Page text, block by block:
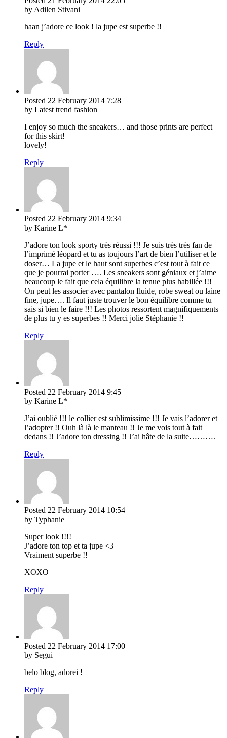
by Adilen Stivani
haan j’adore ce look ! la jupe est superbe !!
Reply
Posted 22 February 2014 7:28
by Latest trend fashion
I enjoy so much the sneakers… and those prints are perfect
for this skirt!
lovely!
Reply
Posted 22 February 2014 9:34
by Karine L*
J’adore ton look sporty très réussi !!! Je suis très très fan de
l’imprimé léopard et tu as toujours l’art de bien l’utiliser et le
doser… La jupe et le haut sont superbes c’est tout à fait ce
que je pourrai porter …. Les sneakers sont géniaux et j’aime
beaucoup le fait que cela équilibre la tenue plus habillée !!!
On peut les associer avec pantalon fluide, robe sweat ou laine
fine, jupe…. Il faut juste trouver le bon équilibre comme tu
sais si bien le faire !!! Les photos ressortent magnifiquements
de plus tu y es superbes !! Merci jolie Stéphanie !!
Reply
Posted 22 February 2014 9:45
by Karine L*
J’ai oublié !!! le collier est sublimissime !!! Je vais l’adorer et
l’adopter !! Ouh là là le manteau !! Je me vois tout à fait
dedans !! J’adore ton dressing !! J’ai hâte de la suite……….
Reply
Posted 22 February 2014 10:54
by Typhanie
Super look !!!!
J’adore ton top et ta jupe <3
Vraiment superbe !!
XOXO
Reply
Posted 22 February 2014 17:00
by Segui
belo blog, adorei !
Reply